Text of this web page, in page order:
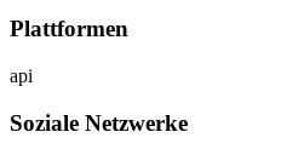
Plattformen
api
Soziale Netzwerke